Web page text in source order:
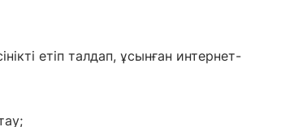
етіп талдап, ұсынған интернет-